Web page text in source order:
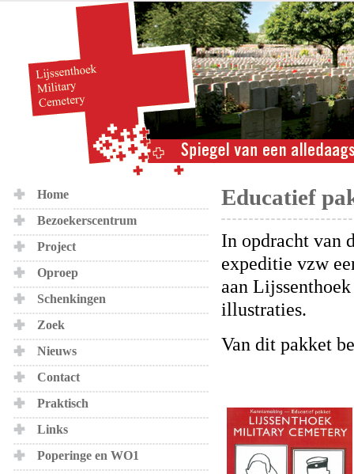
Home
Bezoekerscentrum
Project
Oproep
Schenkingen
Zoek
Nieuws
Contact
Praktisch
Links
Poperinge en WO1
Educatief
In opdracht van
expeditie vzw
aan
illustraties.
Van dit pakket